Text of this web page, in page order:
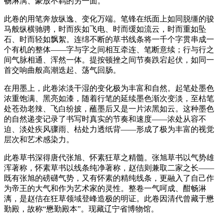
此卷的用笔奔放纵逸、变化万端。笔锋在纸面上如同脱缰的骏
马般纵横驰骋，时而疾如飞电、时而缓如流云，时而重如坠
石、时而轻如飘絮。连绵不断的草书线条将一千个字贯串成一
个有机的整体——字与字之间相互牵连、笔断意续；行与行之
间气脉相通、浑然一体。提按顿挫之间节奏跌宕起伏，如同一
首交响曲般高潮迭起、荡气回肠。
在用墨上，此卷浓淡干湿的变化极为丰富和自然。起笔处墨色
浓重饱满、黑亮如漆，随着行笔的延续墨色渐次变淡，至枯笔
处苍劲老辣、飞白纷披，蘸墨后又是一片浓黑如云。这种墨色
的自然递变记录了书写时真实的节奏和速度——浓处从容不
迫、淡处疾风骤雨、枯处力透纸背——形成了极为丰富的视觉
层次和艺术感染力。
此卷草书深得唐代张旭、怀素狂草之精髓。张旭草书以气势雄
浑著称，怀素草书以线条纯净著称，赵佶则兼取二家之长——
既有张旭的磅礴气势，又有怀素的精纯线条，更融入了自己作
为帝王的大气和作为艺术家的灵性。整卷一气呵成、酣畅淋
漓，是赵佶在狂草领域登峰造极的明证。此卷因清代曾藏于懋
勤殿，故称“懋勤殿本”。现藏辽宁省博物馆。